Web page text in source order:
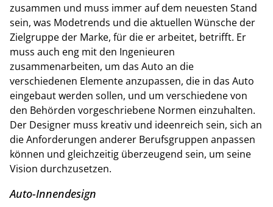
zusammen und muss immer auf dem neuesten Stand
sein, was Modetrends und die aktuellen Wünsche der
Zielgruppe der Marke, für die er arbeitet, betrifft. Er
muss auch eng mit den Ingenieuren
zusammenarbeiten, um das Auto an die
verschiedenen Elemente anzupassen, die in das Auto
eingebaut werden sollen, und um verschiedene von
den Behörden vorgeschriebene Normen einzuhalten.
Der Designer muss kreativ und ideenreich sein, sich an
die Anforderungen anderer Berufsgruppen anpassen
können und gleichzeitig überzeugend sein, um seine
Vision durchzusetzen.
Auto-Innendesign